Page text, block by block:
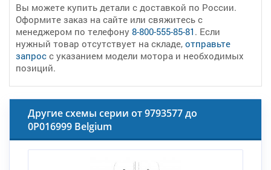
Вы можете купить детали с доставкой по России.
Оформите заказ на сайте или свяжитесь с
менеджером по телефону 8-800-555-85-81 . Если
нужный товар отсутствует на складе, отправьте
запрос с указанием модели мотора и необходимых
позиций.
Другие схемы серии от 9793577 до
0P016999 Belgium